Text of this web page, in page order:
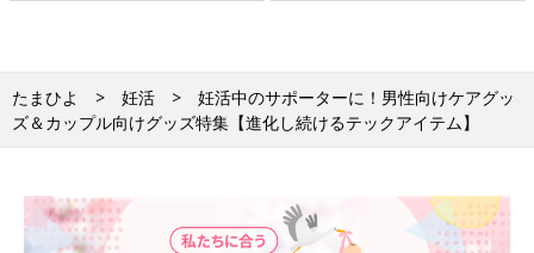
たまひよ 妊活
妊活中のサポーターに！男性向けケアグッ
ズ＆カップル向けグッズ特集【進化し続けるテックアイテム】